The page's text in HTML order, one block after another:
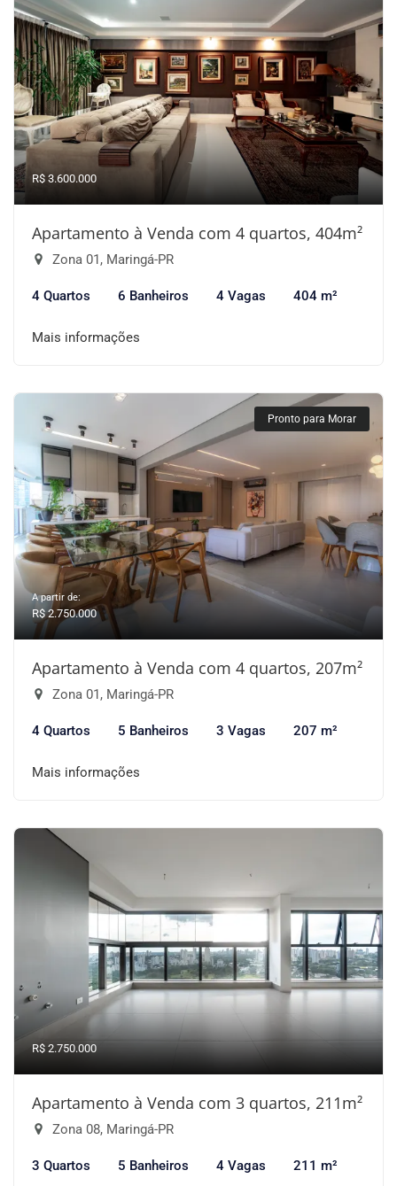
R$ 3.600.000
Apartamento à Venda com 4 quartos, 404m²
Zona 01, Maringá-PR
4 Quartos 6 Banheiros 4 Vagas 404 m²
Mais informações
Pronto para Morar
A partir de:
R$ 2.750.000
Apartamento à Venda com 4 quartos, 207m²
Zona 01, Maringá-PR
4 Quartos 5 Banheiros 3 Vagas 207 m²
Mais informações
R$ 2.750.000
Apartamento à Venda com 3 quartos, 211m²
Zona 08, Maringá-PR
3 Quartos 5 Banheiros 4 Vagas 211 m²